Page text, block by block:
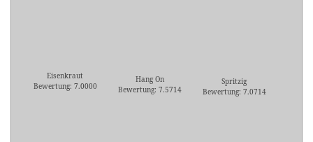
Eisenkraut
Bewertung: 7.0000
Hang On
Bewertung: 7.5714
Spritzig
Bewertung: 7.0714